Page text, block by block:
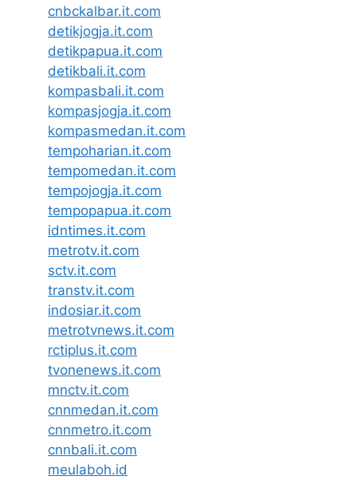
cnbckalbar.it.com
detikjogja.it.com
detikpapua.it.com
detikbali.it.com
kompasbali.it.com
kompasjogja.it.com
kompasmedan.it.com
tempoharian.it.com
tempomedan.it.com
tempojogja.it.com
tempopapua.it.com
idntimes.it.com
metrotv.it.com
sctv.it.com
transtv.it.com
indosiar.it.com
metrotvnews.it.com
rctiplus.it.com
tvonenews.it.com
mnctv.it.com
cnnmedan.it.com
cnnmetro.it.com
cnnbali.it.com
meulaboh.id